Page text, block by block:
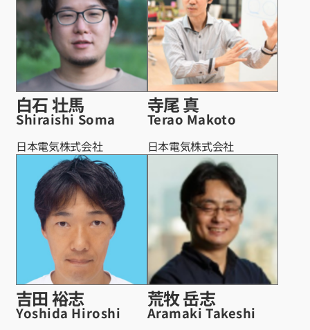
白石 壮馬
Shiraishi Soma
日本電気株式会社
寺尾 真
Terao Makoto
日本電気株式会社
吉田 裕志
Yoshida Hiroshi
荒牧 岳志
Aramaki Takeshi